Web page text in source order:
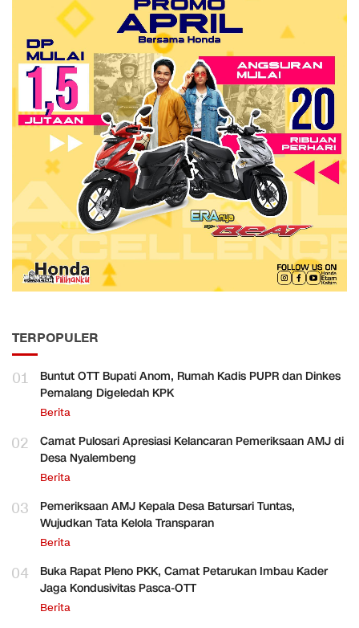
TERPOPULER
01
Buntut OTT Bupati Anom, Rumah Kadis PUPR dan Dinkes
Pemalang Digeledah KPK
Berita
02
Camat Pulosari Apresiasi Kelancaran Pemeriksaan AMJ di
Desa Nyalembeng
Berita
03
Pemeriksaan AMJ Kepala Desa Batursari Tuntas,
Wujudkan Tata Kelola Transparan
Berita
04
Buka Rapat Pleno PKK, Camat Petarukan Imbau Kader
Jaga Kondusivitas Pasca-OTT
Berita